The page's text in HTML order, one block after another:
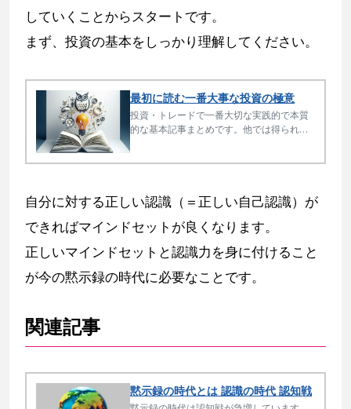
していくことからスタートです。
まず、投資の基本をしっかり理解してください。
最初に読む一番大事な投資の極意
投資・トレードで一番大切な実践的で本質
的な基本記事まとめです。他では得られな
自分に対する正しい認識（＝正しい自己認識）が
できればマインドセットが良くなります。
正しいマインドセットと認識力を身に付けること
が今の黙示録の時代に必要なことです。
関連記事
黙示録の時代とは 認識の時代 認知戦